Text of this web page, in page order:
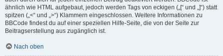
ähnlich wie HTML aufgebaut, jedoch werden Tags von eckigen („[“ und „]“) statt
spitzen („<“ und „>“) Klammern eingeschlossen. Weitere Informationen zu
BBCode findest du auf einer speziellen Hilfe-Seite, die von der Seite zur
Beitragserstellung aus zugänglich ist.
Nach oben